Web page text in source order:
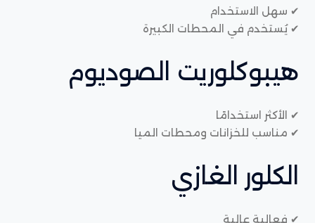
✔ سهل الاستخدام
✔ يُستخدم في المحطات الكبيرة
هيبوكلوريت الصوديوم
✔ الأكثر استخدامًا
✔ مناسب للخزانات ومحطات الميا
الكلور الغازي
✔ فعالية عالية